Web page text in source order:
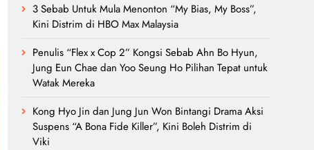
3 Sebab Untuk Mula Menonton “My Bias, My Boss”,
Kini Distrim di HBO Max Malaysia
Penulis “Flex x Cop 2” Kongsi Sebab Ahn Bo Hyun,
Jung Eun Chae dan Yoo Seung Ho Pilihan Tepat untuk
Watak Mereka
Kong Hyo Jin dan Jung Jun Won Bintangi Drama Aksi
Suspens “A Bona Fide Killer”, Kini Boleh Distrim di
Viki